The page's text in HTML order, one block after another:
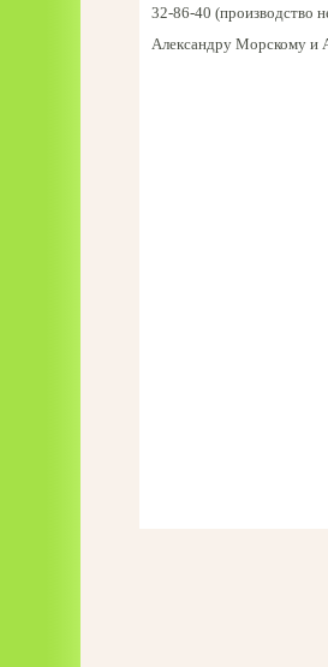
32-86-40 (производство
Александру Морскому и